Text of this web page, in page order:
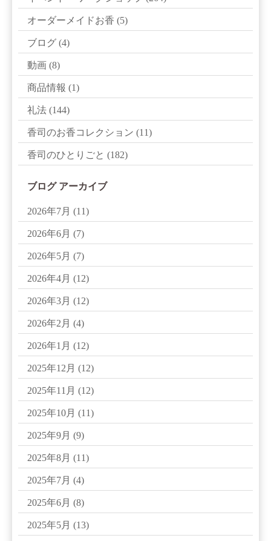
オーダーメイドお香 (5)
ブログ (4)
動画 (8)
商品情報 (1)
礼法 (144)
香司のお香コレクション (11)
香司のひとりごと (182)
ブログ アーカイブ
2026年7月 (11)
2026年6月 (7)
2026年5月 (7)
2026年4月 (12)
2026年3月 (12)
2026年2月 (4)
2026年1月 (12)
2025年12月 (12)
2025年11月 (12)
2025年10月 (11)
2025年9月 (9)
2025年8月 (11)
2025年7月 (4)
2025年6月 (8)
2025年5月 (13)